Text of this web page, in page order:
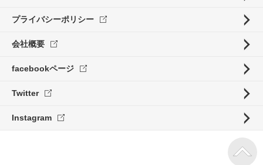
プライバシーポリシー
会社概要
facebookページ
Twitter
Instagram